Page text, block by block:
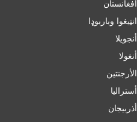
أفغانستان
انټیغوا وباربوډا
أنجويلا
أنغولا
الأرجنتين
أسترالیا
أذربيجان